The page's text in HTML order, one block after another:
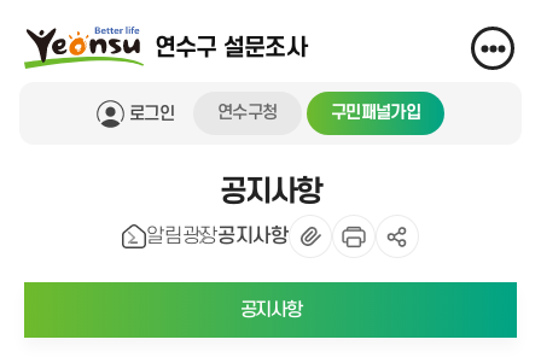
연수구 설문조사
로그인 연수구청 구민패널가입
공지사항
알림광장공지사항
공지사항